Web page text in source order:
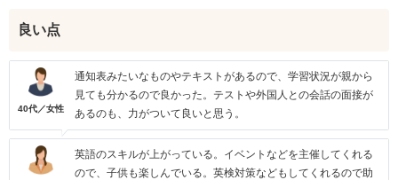
良い点
40代／女性
通知表みたいなものやテキストがあるので、学習状況が親から
見ても分かるので良かった。テストや外国人との会話の面接が
あるのも、力がついて良いと思う。
英語のスキルが上がっている。イベントなどを主催してくれる
ので、子供も楽しんでいる。英検対策などもしてくれるので助